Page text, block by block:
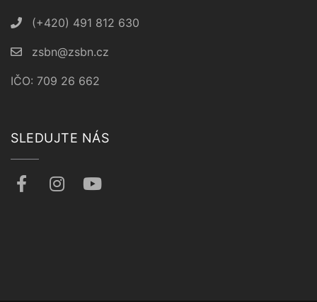
(+420) 491 812 630
zsbn@zsbn.cz
IČO: 709 26 662
SLEDUJTE NÁS